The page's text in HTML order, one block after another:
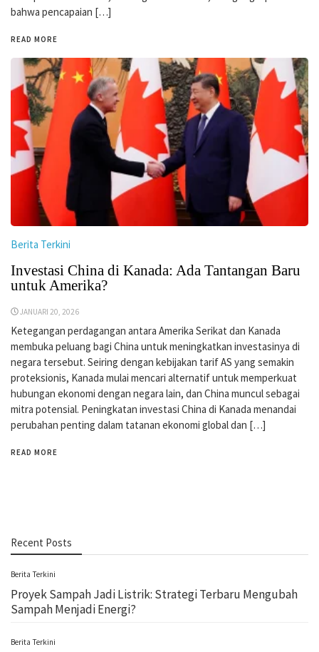
bahwa pencapaian […]
READ MORE
Berita Terkini
Investasi China di Kanada: Ada Tantangan Baru
untuk Amerika?
JANUARI 20, 2026
Ketegangan perdagangan antara Amerika Serikat dan Kanada
membuka peluang bagi China untuk meningkatkan investasinya di
negara tersebut. Seiring dengan kebijakan tarif AS yang semakin
proteksionis, Kanada mulai mencari alternatif untuk memperkuat
hubungan ekonomi dengan negara lain, dan China muncul sebagai
mitra potensial. Peningkatan investasi China di Kanada menandai
perubahan penting dalam tatanan ekonomi global dan […]
READ MORE
Recent Posts
Berita Terkini
Proyek Sampah Jadi Listrik: Strategi Terbaru Mengubah
Sampah Menjadi Energi?
Berita Terkini